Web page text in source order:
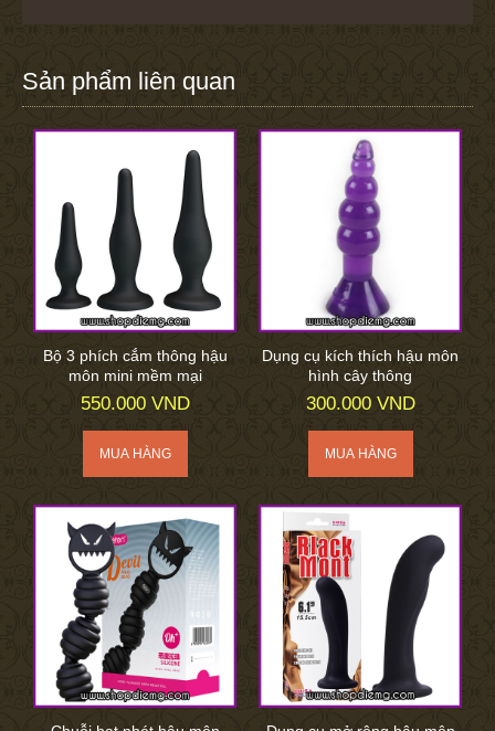
Sản phẩm liên quan
Bộ 3 phích cắm thông hậu
môn mini mềm mại
550.000 VND
Dụng cụ kích thích hậu môn
hình cây thông
300.000 VND